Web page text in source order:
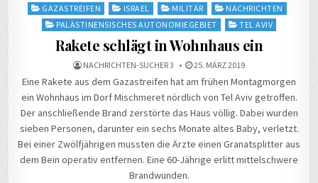
Posted
GAZASTREIFEN ISRAEL MILITÄR
NACHRICHTEN
PALÄSTINENSISCHES AUTONOMIEGEBIET
TEL AVIV
Rakete schlägt in Wohnhaus ein
NACHRICHTEN-SUCHER 3 25. MÄRZ 2019
Eine Rakete aus dem Gazastreifen hat am frühen Montagmorgen
ein Wohnhaus im Dorf Mischmeret nördlich von Tel Aviv getroffen.
Der anschließende Brand zerstörte das Haus völlig. Dabei wurden
sieben Personen, darunter ein sechs Monate altes Baby, verletzt.
Bei einer Zwölfjährigen mussten die Ärzte einen Granatsplitter aus
dem Bein operativ entfernen. Eine 60-Jährige erlitt mittelschwere
Brandwunden.